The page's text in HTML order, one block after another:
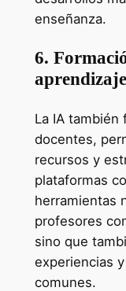
enseñanza.
6.
La IA también
docentes,
recursos y
plataformas
herramientas
profesores
sino que
experiencias
comunes.